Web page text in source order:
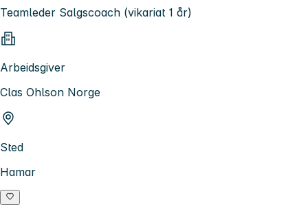
Teamleder Salgscoach (vikariat 1 år)
Arbeidsgiver
Clas Ohlson Norge
Sted
Hamar